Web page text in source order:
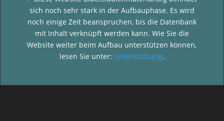
sich noch sehr stark in der Aufbauphase. Es wird
noch einige Zeit beanspruchen, bis die Datenbank
mit Inhalt verknüpft werden kann. Wie Sie die
Website weiter beim Aufbau unterstützen können,
lesen Sie unter: Unterstützung.